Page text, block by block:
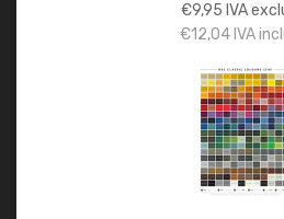
€9,95 IVA
€12,04IVA